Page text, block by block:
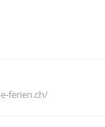
ferien.ch/